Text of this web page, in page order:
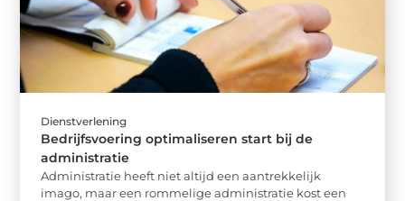
Dienstverlening
Bedrijfsvoering optimaliseren start bij de
administratie
Administratie heeft niet altijd een aantrekkelijk
imago, maar een rommelige administratie kost een